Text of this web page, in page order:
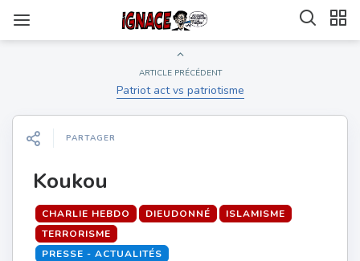
ARTICLE PRÉCÉDENT
Patriot act vs patriotisme
PARTAGER
Koukou
CHARLIE HEBDO DIEUDONNÉ
ISLAMISME
TERRORISME
PRESSE - ACTUALITÉS